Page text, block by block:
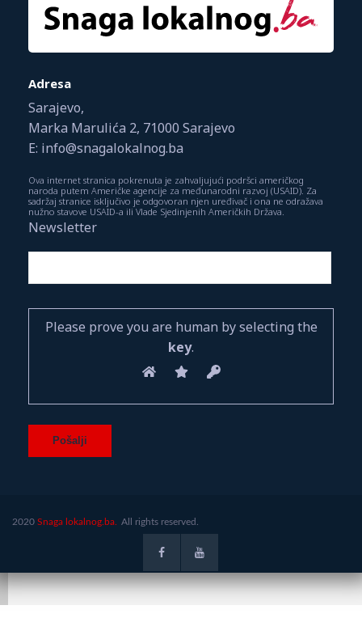
Adresa
Sarajevo,
Marka Marulića 2, 71000 Sarajevo
E: info@snagalokalnog.ba
Ova internet stranica pokrenuta je zahvaljujući podršci američkog
naroda putem Američke agencije za međunarodni razvoj (USAID). Za
sadržaj stranice isključivo je odgovoran njen uređivač i ona ne odražava
nužno stavove USAID-a ili Vlade Sjedinjenih Američkih Država.
Newsletter
Please prove you are human by selecting the
key.
2020 Snaga lokalnog.ba. All rights reserved.